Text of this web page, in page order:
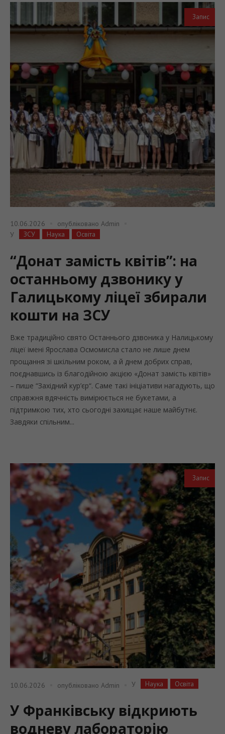
Запис
10.06.2026 опубліковано Admin
У
ЗСУ Наука Освіта
“Донат замість квітів”: на
останньому дзвонику у
Галицькому ліцеї збирали
кошти на ЗСУ
Вже традиційно свято Останнього дзвоника у Налицькому
ліцеї імені Ярослава Осмомисла стало не лише днем
прощання зі шкільним роком, а й днем добрих справ,
поєднавшись із благодійною акцією «Донат замість квітів»
– пише “Західний кур’єр“. Саме такі ініціативи нагадують, що
справжня вдячність вимірюється не букетами, а
підтримкою тих, хто сьогодні захищає наше майбутнє.
Завдяки спільним...
Запис
10.06.2026 опубліковано Admin У Наука Освіта
У Франківську відкриють
водневу лабораторію